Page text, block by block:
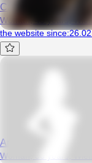
Czarnazgrabna1986
Woman, 40 years,
the website since:
AnnaAniaAnusia
Woman, 36 years,